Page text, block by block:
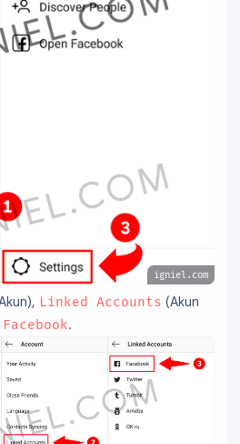
igniel.com
Linked Accounts (Akun
Facebook.